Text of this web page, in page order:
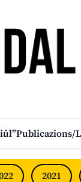
Publicazions/
2021